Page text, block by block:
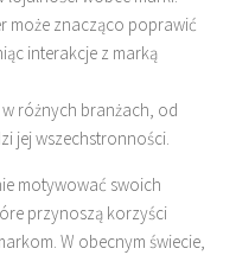
może znacząco poprawić
interakcje z marką
różnych branżach, od
jej wszechstronności.
motywować swoich
przynoszą korzyści
W obecnym świecie,